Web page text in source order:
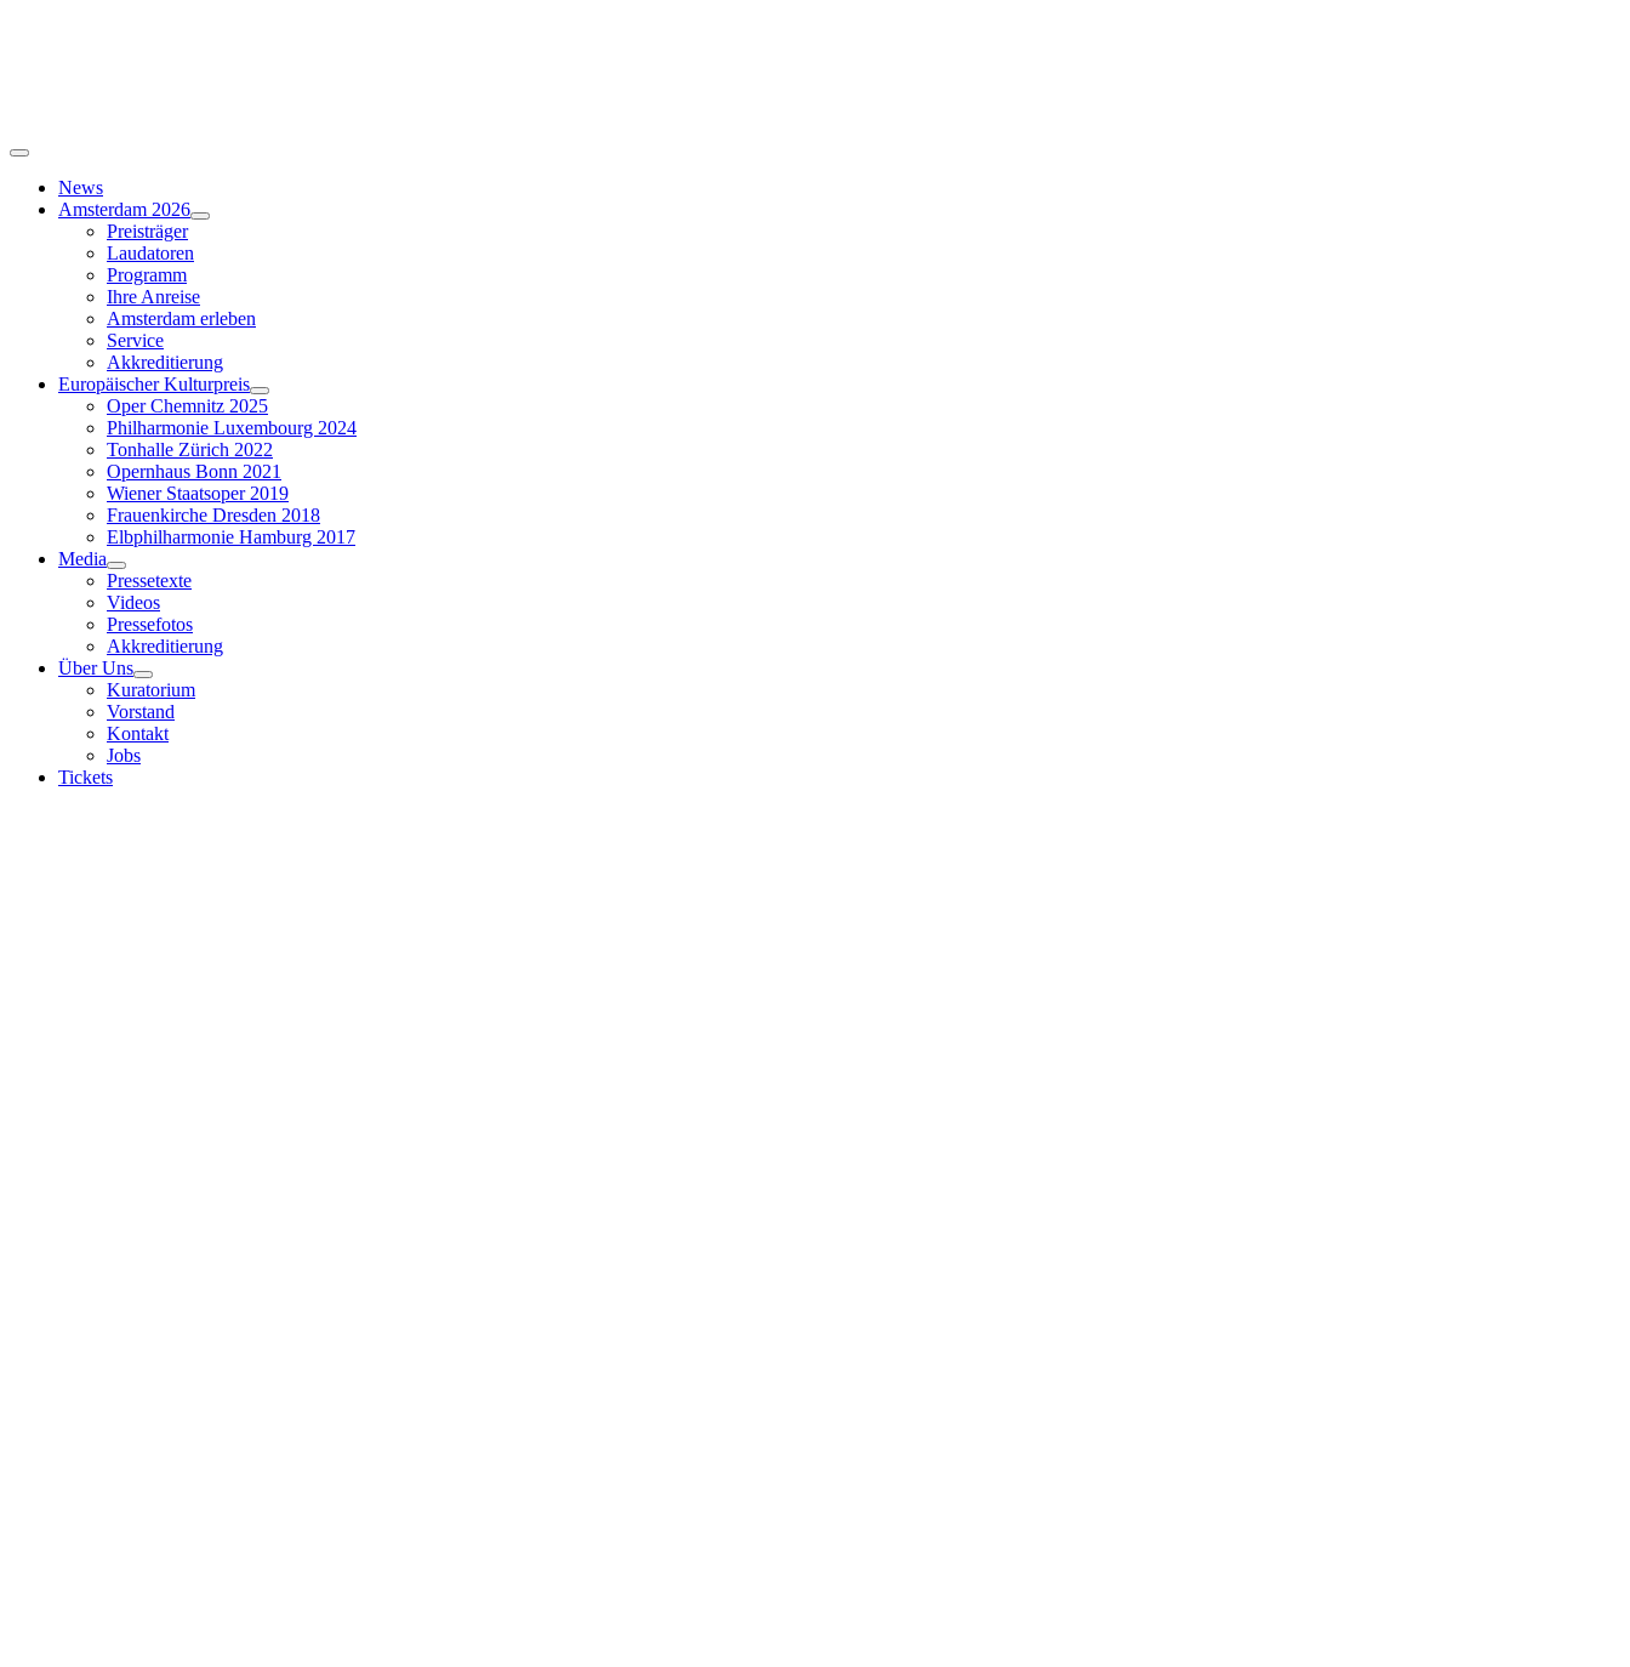
Toggle
NavigationNews
Amsterdam 2026
Preisträger
Laudatoren
Programm
Ihre Anreise
Amsterdam erleben
Service
Akkreditierung
Europäischer Kulturpreis
Oper Chemnitz 2025
Philharmonie Luxembourg 2024
Tonhalle Zürich 2022
Opernhaus Bonn 2021
Wiener Staatsoper 2019
Frauenkirche Dresden 2018
Elbphilharmonie Hamburg 2017
Media
Pressetexte
Videos
Pressefotos
Akkreditierung
Über Uns
Kuratorium
Vorstand
Kontakt
Jobs
Tickets